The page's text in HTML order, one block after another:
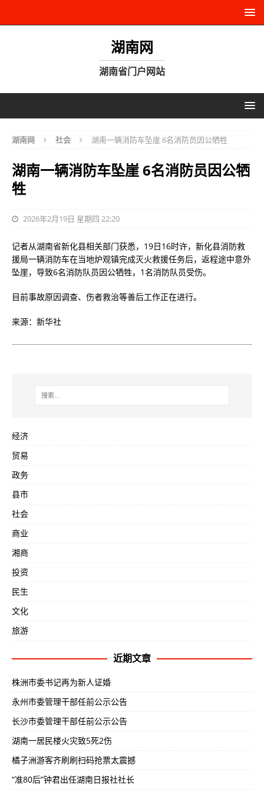
湖南网
湖南省门户网站
湖南网 社会 湖南一辆消防车坠崖 6名消防员因公牺牲
湖南一辆消防车坠崖 6名消防员因公牺
牲
2026年2月19日 星期四 22:20
记者从湖南省新化县相关部门获悉，19日16时许，新化县消防救
援局一辆消防车在当地炉观镇完成灭火救援任务后，返程途中意外
坠崖，导致6名消防队员因公牺牲，1名消防队员受伤。
目前事故原因调查、伤者救治等善后工作正在进行。
来源：新华社
经济
贸易
政务
县市
社会
商业
湘商
投资
民生
文化
旅游
近期文章
株洲市委书记再为新人证婚
永州市委管理干部任前公示公告
长沙市委管理干部任前公示公告
湖南一居民楼火灾致5死2伤
橘子洲游客齐刷刷扫码抢票太震撼
“准80后”钟君出任湖南日报社社长